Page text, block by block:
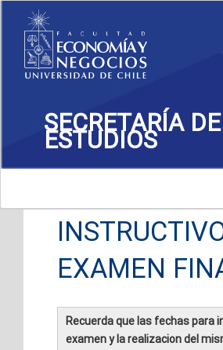
SECRETARÍA DE
ESTUDIOS
EXAMEN
Recuerda que las fechas para
examen y la realizacion del